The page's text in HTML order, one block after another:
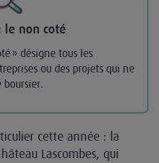
le non coté
» désigne tous les
ou des projets qui ne
boursier.
cette année : la
Lascombes, qui